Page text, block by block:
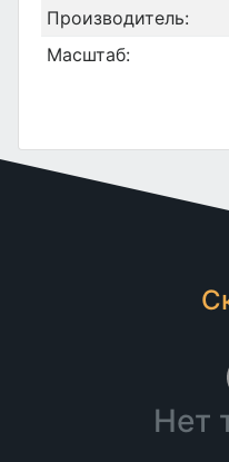
Производитель:
Масштаб:
Нет